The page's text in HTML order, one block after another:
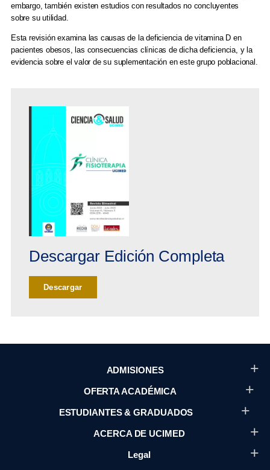
embargo, también existen estudios con resultados no concluyentes
sobre su utilidad.
Esta revisión examina las causas de la deficiencia de vitamina D en
pacientes obesos, las consecuencias clínicas de dicha deficiencia, y la
evidencia sobre el valor de su suplementación en este grupo poblacional.
Descargar Edición Completa
Descargar
ADMISIONES
OFERTA ACADÉMICA
ESTUDIANTES & GRADUADOS
ACERCA DE UCIMED
Legal